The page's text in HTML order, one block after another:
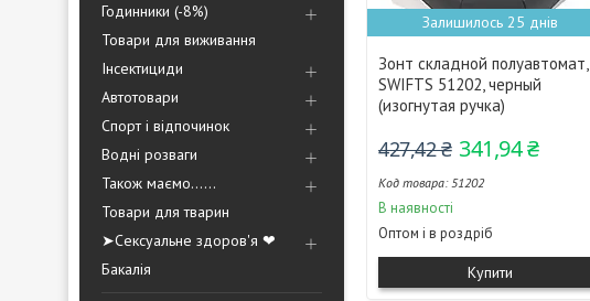
Годинники (-8%)
Товари для виживання
Інсектициди
Автотовари
Спорт і відпочинок
Водні розваги
Також маємо......
Товари для тварин
➤Сексуальне здоров'я ❤
Бакалія
Залишилось 25 днів
Зонт складной полуавтомат,
SWIFTS 51202, черный
(изогнутая ручка)
427,42 ₴ 341,94 ₴
51202
В наявності
Оптом і в роздріб
Купити